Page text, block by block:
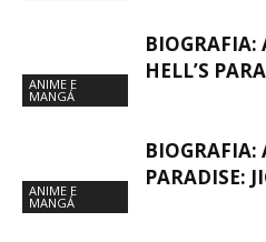
ANIME E
MANGÁ
BIOGRAFIA:
HELL’S
ANIME E
MANGÁ
BIOGRAFIA:
PARADISE: